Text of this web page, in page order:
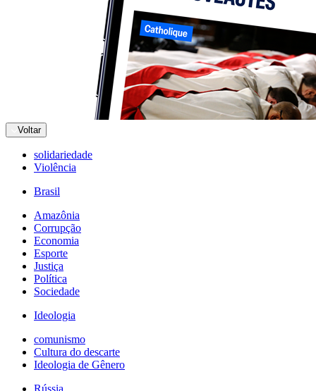
Voltar
solidariedade
Violência
Brasil
Amazônia
Corrupção
Economia
Esporte
Justiça
Política
Sociedade
Ideologia
comunismo
Cultura do descarte
Ideologia de Gênero
Rússia